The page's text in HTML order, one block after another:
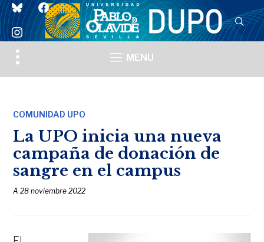
blueskyfacebook
instagram
Toggle
sidebar
MENU
COMUNIDAD UPO
La UPO inicia una nueva
campaña de donación de
sangre en el campus
A28 noviembre 2022